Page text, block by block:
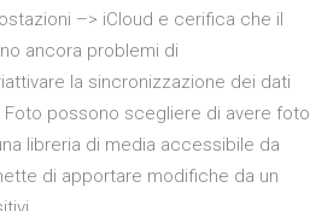
–> iCloud e cerifica che il
ancora problemi di
la sincronizzazione dei dati
Foto possono scegliere di avere foto
libreria di media accessibile da
di apportare modifiche da un